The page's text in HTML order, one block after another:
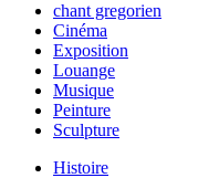
chant gregorien
Cinéma
Exposition
Louange
Musique
Peinture
Sculpture
Histoire